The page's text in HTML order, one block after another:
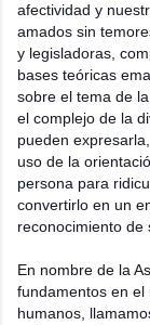
afectividad y
amados sin
y legisladoras,
bases teóricas
sobre el tema de
el complejo de la
pueden
uso de la
persona para
convertirlo en un
reconocimiento de
En nombre de la
fundamentos en el
humanos,